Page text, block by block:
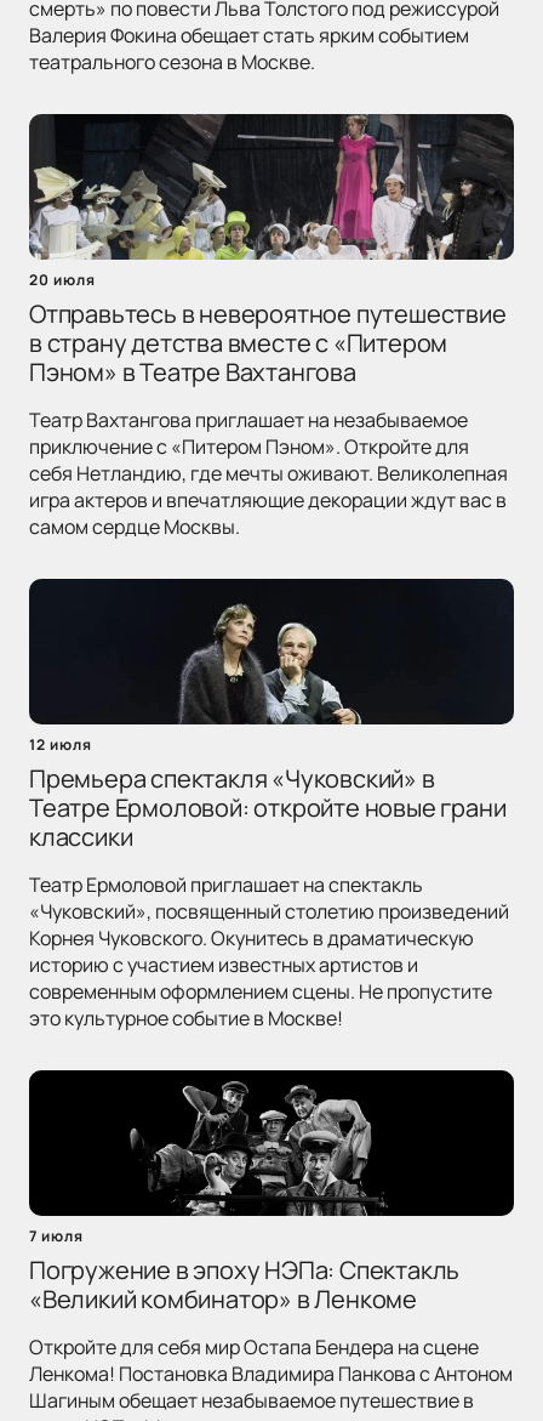
смерть» по повести Льва Толстого под режиссурой
Валерия Фокина обещает стать ярким событием
театрального сезона в Москве.
20 июля
Отправьтесь в невероятное путешествие
в страну детства вместе с «Питером
Пэном» в Театре Вахтангова
Театр Вахтангова приглашает на незабываемое
приключение с «Питером Пэном». Откройте для
себя Нетландию, где мечты оживают. Великолепная
игра актеров и впечатляющие декорации ждут вас в
самом сердце Москвы.
12 июля
Премьера спектакля «Чуковский» в
Театре Ермоловой: откройте новые грани
классики
Театр Ермоловой приглашает на спектакль
«Чуковский», посвященный столетию произведений
Корнея Чуковского. Окунитесь в драматическую
историю с участием известных артистов и
современным оформлением сцены. Не пропустите
это культурное событие в Москве!
7 июля
Погружение в эпоху НЭПа: Спектакль
«Великий комбинатор» в Ленкоме
Откройте для себя мир Остапа Бендера на сцене
Ленкома! Постановка Владимира Панкова с Антоном
Шагиным обещает незабываемое путешествие в